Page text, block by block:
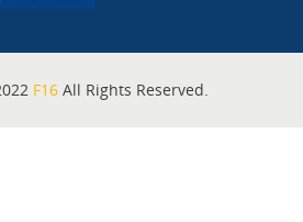
F16 All Rights Reserved.